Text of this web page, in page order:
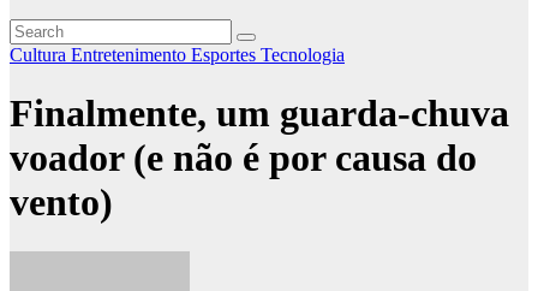
Cultura Entretenimento Esportes Tecnologia
Finalmente, um guarda-chuva
voador (e não é por causa do
vento)